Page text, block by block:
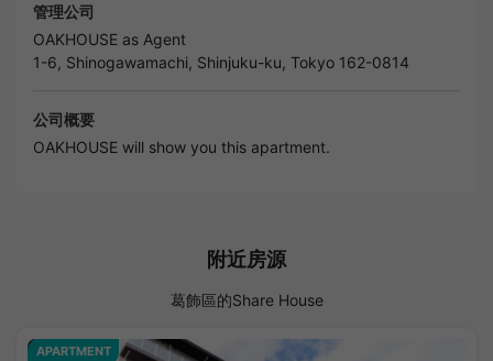
管理公司
OAKHOUSE as Agent
1-6, Shinogawamachi, Shinjuku-ku, Tokyo 162-0814
公司概要
OAKHOUSE will show you this apartment.
附近房源
葛飾區的Share House
APARTMENT